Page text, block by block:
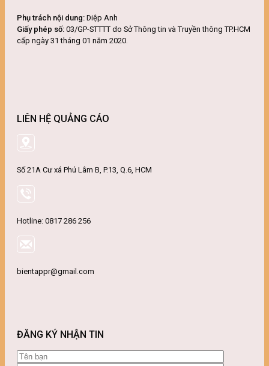
Phụ trách nội dung: Diệp Anh
Giấy phép số: 03/GP-STTTT do Sở Thông tin và Truyền thông TP.HCM
cấp ngày 31 tháng 01 năm 2020.
LIÊN HỆ QUẢNG CÁO
Số 21A Cư xá Phú Lâm B, P.13, Q.6, HCM
Hotline: 0817 286 256
bientappr@gmail.com
ĐĂNG KÝ NHẬN TIN